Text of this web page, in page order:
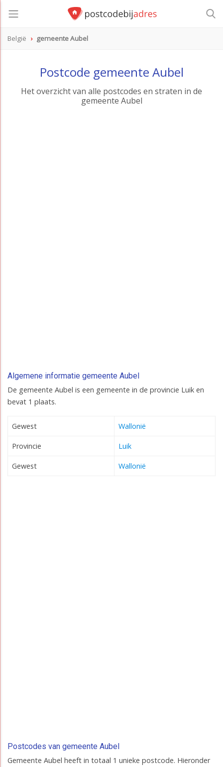
België gemeente Aubel
Postcode gemeente Aubel
Het overzicht van alle postcodes en straten in de
gemeente Aubel
Algemene informatie gemeente Aubel
De gemeente Aubel is een gemeente in de provincie Luik en
bevat 1 plaats.
Gewest Wallonië
Provincie Luik
Gewest Wallonië
Postcodes van gemeente Aubel
Gemeente Aubel heeft in totaal 1 unieke postcode. Hieronder